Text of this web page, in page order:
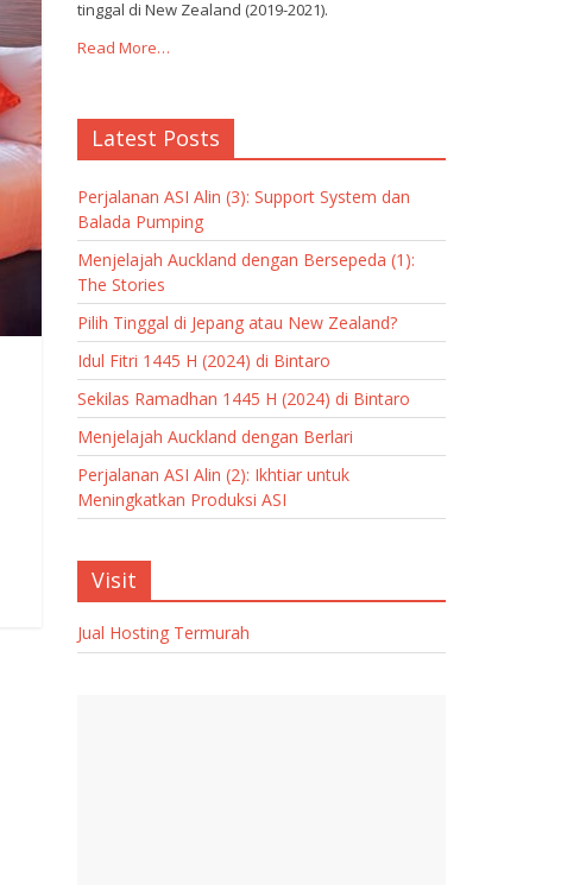
tinggal di New Zealand (2019-2021).
Read More…
Latest Posts
Perjalanan ASI Alin (3): Support System dan
Balada Pumping
Menjelajah Auckland dengan Bersepeda (1):
The Stories
Pilih Tinggal di Jepang atau New Zealand?
Idul Fitri 1445 H (2024) di Bintaro
Sekilas Ramadhan 1445 H (2024) di Bintaro
Menjelajah Auckland dengan Berlari
Perjalanan ASI Alin (2): Ikhtiar untuk
Meningkatkan Produksi ASI
Visit
Jual Hosting Termurah